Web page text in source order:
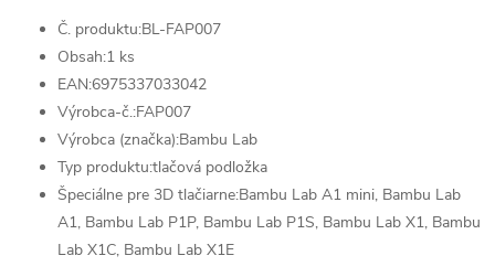
Č. produktu:BL-FAP007
Obsah:1 ks
EAN:6975337033042
Výrobca-č.:FAP007
Výrobca (značka):Bambu Lab
Typ produktu:tlačová podložka
Špeciálne pre 3D tlačiarne:Bambu Lab A1 mini, Bambu Lab
A1, Bambu Lab P1P, Bambu Lab P1S, Bambu Lab X1, Bambu
Lab X1C, Bambu Lab X1E